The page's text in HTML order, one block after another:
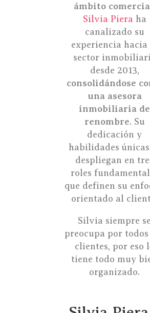
ámbito
Silvia Piera ha
canalizado su
experiencia hacia
sector
desde 2013,
consolidándose
una asesora
inmobiliaria de
renombre. Su
dedicación y
habilidades únicas
despliegan en
roles
que definen su
orientado al
Silvia siempre se
preocupa por todos
clientes, por eso
tiene todo muy
organizado.